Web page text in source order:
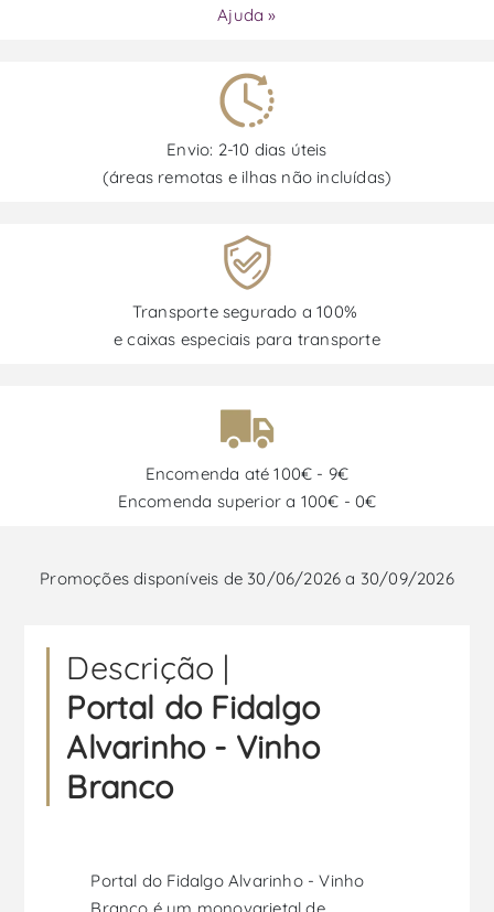
Ajuda »
Envio: 2-10 dias úteis
(áreas remotas e ilhas não incluídas)
Transporte segurado a 100%
e caixas especiais para transporte
Encomenda até 100€ - 9€
Encomenda superior a 100€ - 0€
Promoções disponíveis de 30/06/2026 a 30/09/2026
Descrição |
Portal do Fidalgo
Alvarinho - Vinho
Branco
Portal do Fidalgo Alvarinho - Vinho